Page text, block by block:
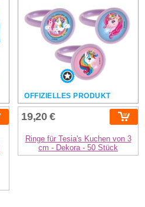
OFFIZIELLES PRODUKT
19,20 €
Ringe für Tesia's Kuchen von 3
cm - Dekora - 50 Stück